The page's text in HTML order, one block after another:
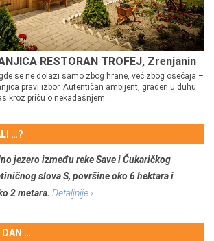
RESTORAN TROFEJ, Zrenjanin
se ne dolazi samo zbog hrane, već zbog osećaja –
pravi izbor. Autentičan ambijent, građen u duhu
kroz priču o nekadašnjem...
…?
jezero između reke Save i Čukaričkog
slova S, površine oko 6 hektara i
2 metara. Detaljnije ›
DAN …